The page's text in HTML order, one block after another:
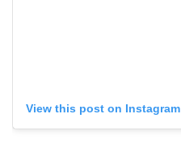
View this post on Instagram